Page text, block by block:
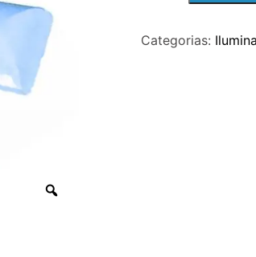
T5
Categorias: